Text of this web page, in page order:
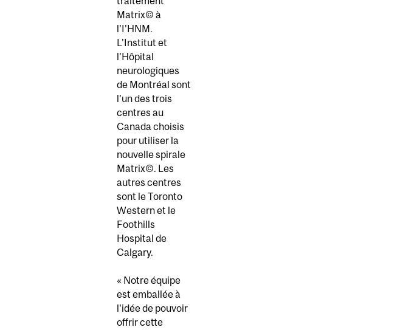
Matrix© à
l'I'HNM.
L'Institut et
l'Hôpital
neurologiques
de Montréal sont
l'un des trois
centres au
Canada choisis
pour utiliser la
nouvelle spirale
Matrix©. Les
autres centres
sont le Toronto
Western et le
Foothills
Hospital de
Calgary.
« Notre équipe
est emballée à
l'idée de pouvoir
offrir cette